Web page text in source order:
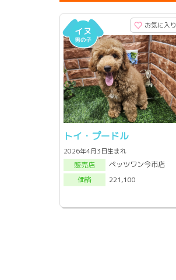
お気に入り
トイ・プードル
2026年4月3日生まれ
販売店
ペッツワン今市店
価格
221,100